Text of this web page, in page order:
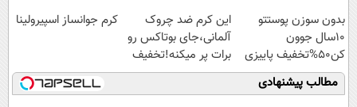
ویژه
بدون سوزن پوستتو
10سال جوون
کن50%تخفیف پاییزی
این کرم ضد چروک
آلمانی،جای بوتاکس رو
برات پر میکنه!تخفیف
تا امشب
کرم جوانساز اسپیرولینا
مطالب پیشنهادی